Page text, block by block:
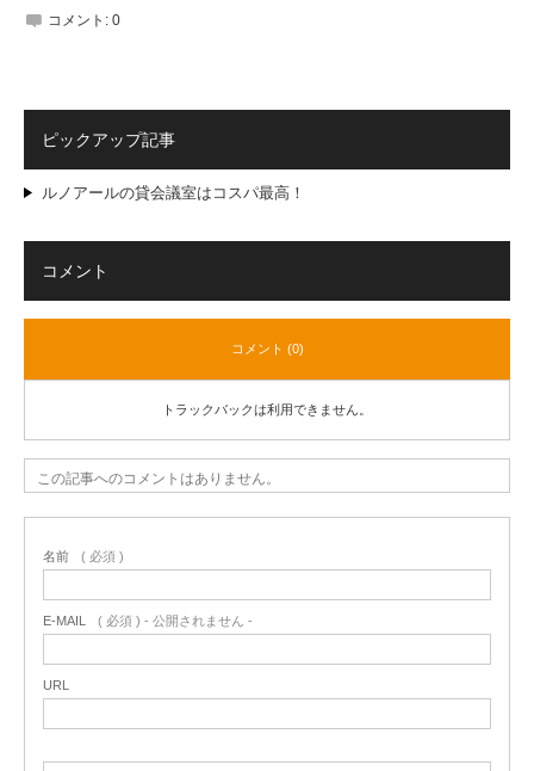
コメント: 0
ピックアップ記事
ルノアールの貸会議室はコスパ最高！
コメント
コメント (0)
トラックバックは利用できません。
この記事へのコメントはありません。
名前 ( 必須 )
E-MAIL ( 必須 ) - 公開されません -
URL